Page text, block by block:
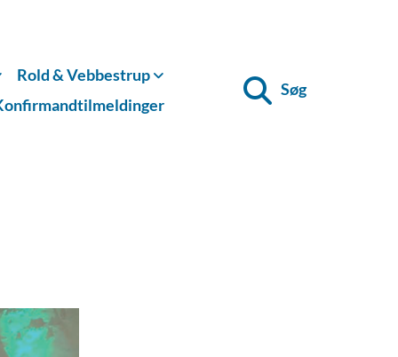
Rold & Vebbestrup
Søg